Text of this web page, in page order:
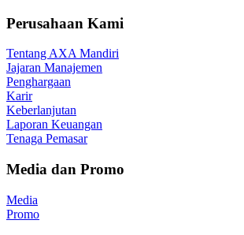
Perusahaan Kami
Tentang AXA Mandiri
Jajaran Manajemen
Penghargaan
Karir
Keberlanjutan
Laporan Keuangan
Tenaga Pemasar
Media dan Promo
Media
Promo